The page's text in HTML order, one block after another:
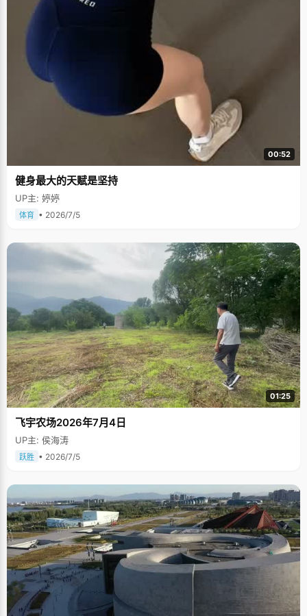
00:52
健身最大的天赋是坚持
UP主: 婷婷
体育 • 2026/7/5
01:25
飞宇农场2026年7月4日
UP主: 侯海涛
跃胜 • 2026/7/5